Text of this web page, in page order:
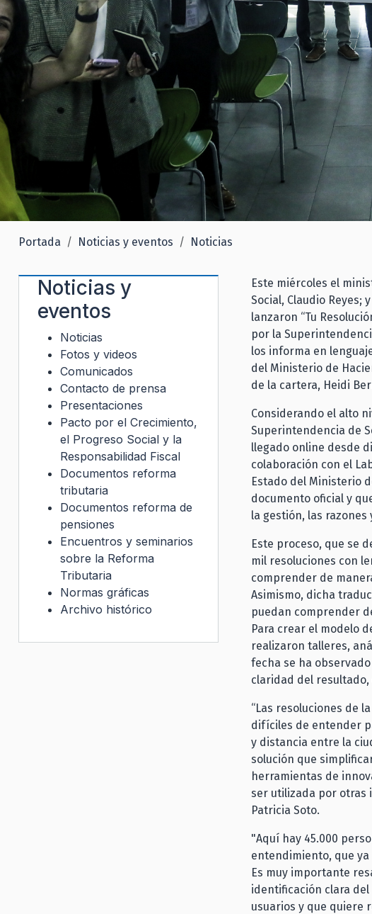
Portada Noticias y eventos Noticias
Este miércoles el
Social, Claudio Reyes;
lanzaron “Tu
por la
los informa en
del Ministerio de
de la cartera, Heidi
Considerando el alto
Superintendencia de
llegado online desde
colaboración con el
Estado del Ministerio
documento oficial y
la gestión, las razones
Este proceso, que se
mil resoluciones con
comprender de
Asimismo, dicha
puedan comprender
Para crear el modelo
realizaron talleres,
fecha se ha
claridad del
“Las resoluciones de
difíciles de entender
y distancia entre la
solución que
herramientas de
ser utilizada por otras
Patricia Soto.
"Aquí hay 45.000
entendimiento, que
Es muy importante
identificación clara
usuarios y que quiere
Noticias y
eventos
Noticias
Fotos y videos
Comunicados
Contacto de prensa
Presentaciones
Pacto por el Crecimiento,
el Progreso Social y la
Responsabilidad Fiscal
Documentos reforma
tributaria
Documentos reforma de
pensiones
Encuentros y seminarios
sobre la Reforma
Tributaria
Normas gráficas
Archivo histórico